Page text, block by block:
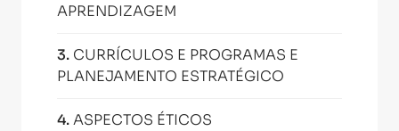
APRENDIZAGEM
3. CURRÍCULOS E PROGRAMAS E
PLANEJAMENTO ESTRATÉGICO
4.ASPECTOS ÉTICOS